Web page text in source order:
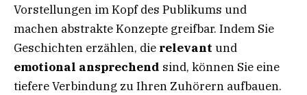
Vorstellungen im Kopf des Publikums und
machen abstrakte Konzepte greifbar. Indem Sie
Geschichten erzählen, die relevant und
emotional ansprechend sind, können Sie eine
tiefere Verbindung zu Ihren Zuhörern aufbauen.